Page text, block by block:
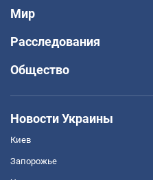
Мир
Расследования
Общество
Новости Украины
Киев
Запорожье